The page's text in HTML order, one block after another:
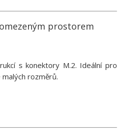
prostorem
s konektory M.2. Ideální pro
rozměrů.